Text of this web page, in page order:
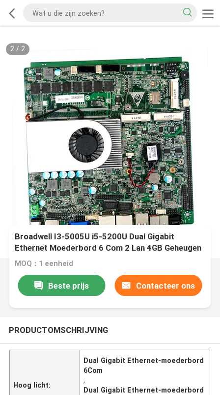
2/ 2
Broadwell I3-5005U i5-5200U Dual Gigabit
Ethernet Moederbord 6 Com 2 Lan 4GB Geheugen
MOQ：1 eenheid
Beste prijs Contacteer ons
PRODUCTOMSCHRIJVING
Hoog licht:
Dual Gigabit Ethernet-moederbord
6Com
,
Dual Gigabit Ethernet-moederbord